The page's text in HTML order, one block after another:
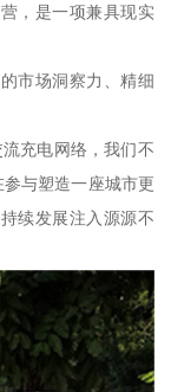
，是一项兼具现实
市场洞察力、精细
充电网络，我们不
与塑造一座城市更
续发展注入源源不